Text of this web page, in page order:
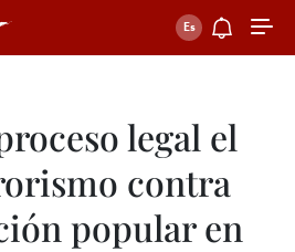
legal el
contra
popular en